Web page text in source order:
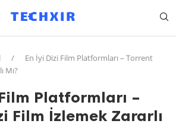
/
En İyi Dizi Film Platformları – Torrent
Mı?
Platformları –
Film İzlemek Zararlı